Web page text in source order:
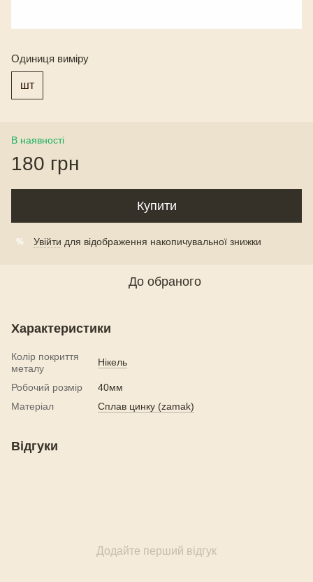
Одиниця виміру
шт
В наявності
180 грн
Купити
% Увійти для відображення накопичувальної знижки
До обраного
Характеристики
Колір покриття
металу
Нікель
Робочий розмір
40мм
Матеріал
Сплав цинку (zamak)
Відгуки
Додайте перший відгук